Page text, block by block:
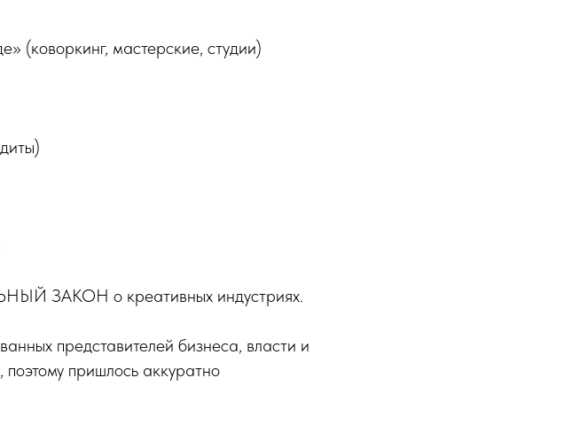
(коворкинг, мастерские, студии)
ЗАКОН о креативных индустриях.
представителей бизнеса, власти и
пришлось аккуратно